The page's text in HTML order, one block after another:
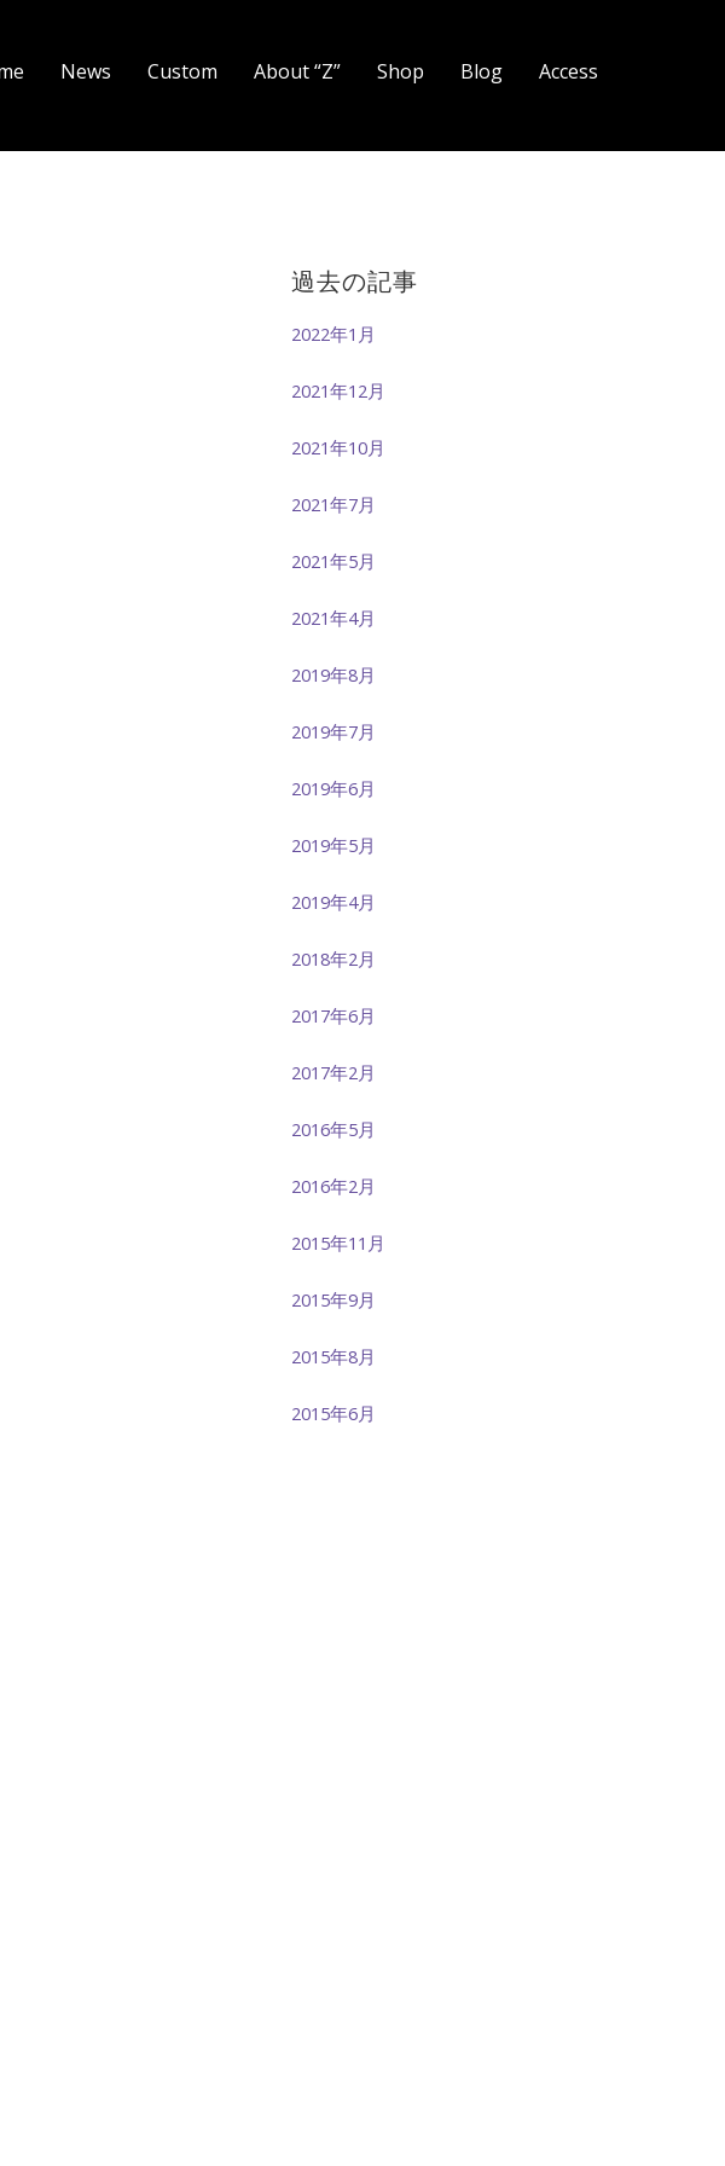
News Custom About “Z” Shop Blog Access
過去の記事
2022年1月
2021年12月
2021年10月
2021年7月
2021年5月
2021年4月
2019年8月
2019年7月
2019年6月
2019年5月
2019年4月
2018年2月
2017年6月
2017年2月
2016年5月
2016年2月
2015年11月
2015年9月
2015年8月
2015年6月